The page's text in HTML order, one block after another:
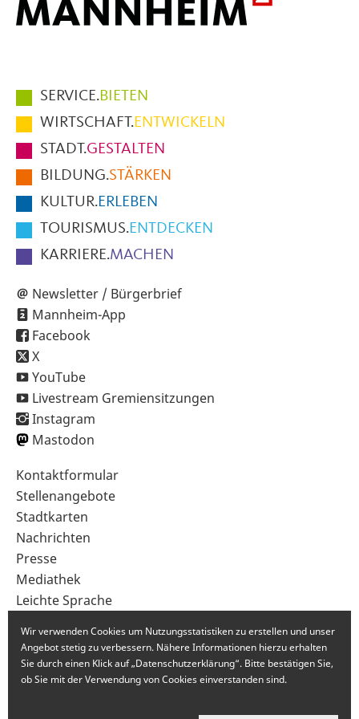
Hauptmenüpunkte
im
Fußbereich
der
Seite
SERVICE.BIETEN
WIRTSCHAFT.ENTWICKELN
STADT.GESTALTEN
BILDUNG.STÄRKEN
KULTUR.ERLEBEN
TOURISMUS.ENTDECKEN
KARRIERE.MACHEN
Newsletter / Bürgerbrief
Mannheim-App
Facebook
X
YouTube
Livestream Gremiensitzungen
Instagram
Mastodon
Sekundärnavigation
im
Fußbereich
Kontaktformular
Stellenangebote
Stadtkarten
Nachrichten
Presse
Mediathek
Leichte Sprache
Wir verwenden Cookies um Nutzungsstatistiken zu erstellen und unser
Angebot stetig zu verbessern. Nähere Informationen hierzu erhalten
Sie durch einen Klick auf „Datenschutzerklärung“. Bitte bestätigen Sie,
ob Sie mit der Verwendung von Cookies einverstanden sind.